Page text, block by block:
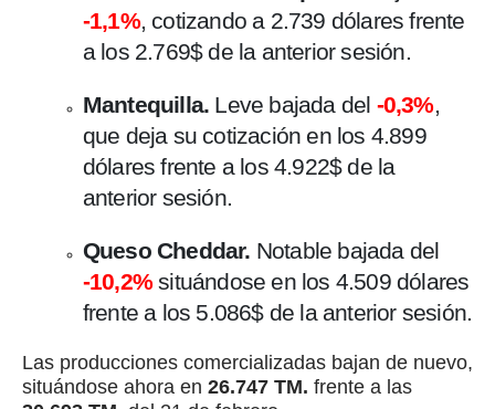
-1,1%, cotizando a 2.739 dólares frente
a los 2.769$ de la anterior sesión.
Mantequilla. Leve bajada del -0,3%,
que deja su cotización en los 4.899
dólares frente a los 4.922$ de la
anterior sesión.
Queso Cheddar. Notable bajada del
-10,2%situándose en los 4.509 dólares
frente a los 5.086$ de la anterior sesión.
Las producciones comercializadas bajan de nuevo,
situándose ahora en 26.747 TM. frente a las